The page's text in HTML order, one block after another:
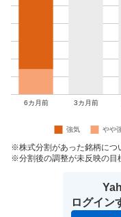
株式分割があった銘柄につ
分割後の調整が未反映の目
ログイン